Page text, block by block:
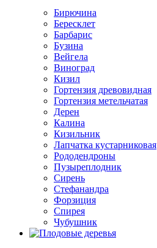
Бирючина
Бересклет
Барбарис
Бузина
Вейгела
Виноград
Кизил
Гортензия древовидная
Гортензия метельчатая
Дерен
Калина
Кизильник
Лапчатка кустарниковая
Рододендроны
Пузыреплодник
Сирень
Стефанандра
Форзиция
Спирея
Чубушник